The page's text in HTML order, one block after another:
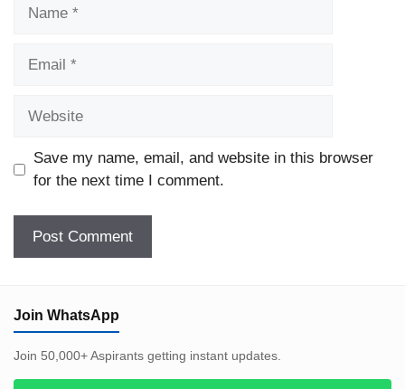
Save my name, email, and website in this browser
for the next time I comment.
Join WhatsApp
Join 50,000+ Aspirants getting instant updates.